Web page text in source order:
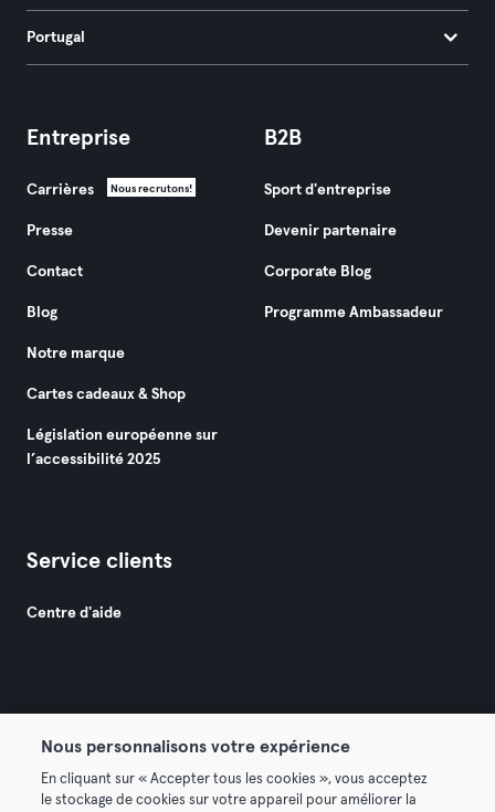
Portugal
Entreprise
Carrières Nous recrutons!
Presse
Contact
Blog
Notre marque
Cartes cadeaux & Shop
Législation européenne sur
l’accessibilité 2025
B2B
Sport d'entreprise
Devenir partenaire
Corporate Blog
Programme Ambassadeur
Service clients
Centre d'aide
Conditions générales Politique de confidentialité
Nous personnalisons votre expérience
En cliquant sur « Accepter tous les cookies », vous acceptez
le stockage de cookies sur votre appareil pour améliorer la